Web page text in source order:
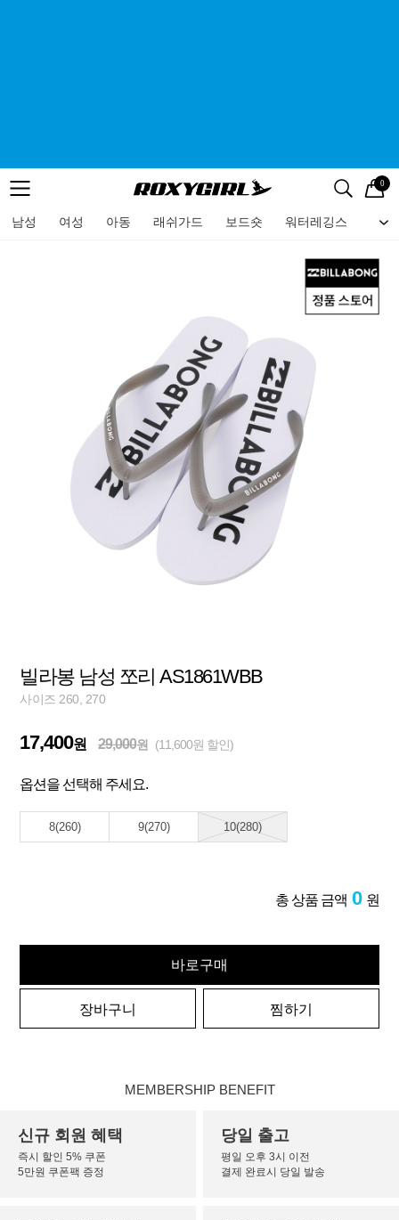
메뉴 검색
로고 0
남성 여성 아동 래쉬가드 보드숏 워터레깅스 비
메뉴
빌라봉 남성 쪼리 AS1861WBB
사이즈 260, 270
17,400원 29,000원 (11,600원 할인)
옵션을 선택해 주세요.
8(260) 9(270) 10(280)
총 상품 금액 0 원
바로구매
장바구니 찜하기
MEMBERSHIP BENEFIT
신규 회원 혜택
즉시 할인 5% 쿠폰
5만원 쿠폰팩 증정
당일 출고
평일 오후 3시 이전
결제 완료시 당일 발송